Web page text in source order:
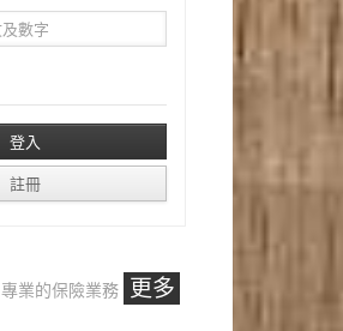
專業的保險業務 更多